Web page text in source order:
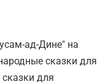
ад-Дине" на
сказки для
для